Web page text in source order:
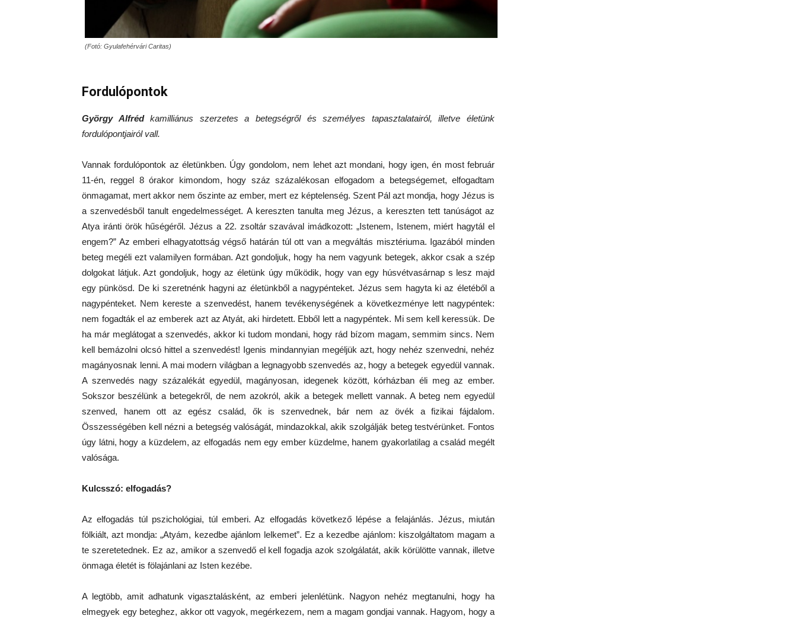
(Fotó: Gyulafehérvári Caritas)
Fordulópontok
György Alfrédkamilliánus szerzetes a betegségről és személyes tapasztalatairól, illetve életünk
fordulópontjairól vall.
Vannak fordulópontok az életünkben. Úgy gondolom, nem lehet azt mondani, hogy igen, én most február
11-én, reggel 8 órakor kimondom, hogy száz százalékosan elfogadom a betegségemet, elfogadtam
önmagamat, mert akkor nem őszinte az ember, mert ez képtelenség. Szent Pál azt mondja, hogy Jézus is
a szenvedésből tanult engedelmességet. A kereszten tanulta meg Jézus, a kereszten tett tanúságot az
Atya iránti örök hűségéről. Jézus a 22. zsoltár szavával imádkozott: „Istenem, Istenem, miért hagytál el
engem?” Az emberi elhagyatottság végső határán túl ott van a megváltás misztériuma. Igazából minden
beteg megéli ezt valamilyen formában. Azt gondoljuk, hogy ha nem vagyunk betegek, akkor csak a szép
dolgokat látjuk. Azt gondoljuk, hogy az életünk úgy működik, hogy van egy húsvétvasárnap s lesz majd
egy pünkösd. De ki szeretnénk hagyni az életünkből a nagypénteket. Jézus sem hagyta ki az életéből a
nagypénteket. Nem kereste a szenvedést, hanem tevékenységének a következménye lett nagypéntek:
nem fogadták el az emberek azt az Atyát, aki hirdetett. Ebből lett a nagypéntek. Mi sem kell keressük. De
ha már meglátogat a szenvedés, akkor ki tudom mondani, hogy rád bízom magam, semmim sincs. Nem
kell bemázolni olcsó hittel a szenvedést! Igenis mindannyian megéljük azt, hogy nehéz szenvedni, nehéz
magányosnak lenni. A mai modern világban a legnagyobb szenvedés az, hogy a betegek egyedül vannak.
A szenvedés nagy százalékát egyedül, magányosan, idegenek között, kórházban éli meg az ember.
Sokszor beszélünk a betegekről, de nem azokról, akik a betegek mellett vannak. A beteg nem egyedül
szenved, hanem ott az egész család, ők is szenvednek, bár nem az övék a fizikai fájdalom.
Összességében kell nézni a betegség valóságát, mindazokkal, akik szolgálják beteg testvérünket. Fontos
úgy látni, hogy a küzdelem, az elfogadás nem egy ember küzdelme, hanem gyakorlatilag a család megélt
valósága.
Kulcsszó: elfogadás?
Az elfogadás túl pszichológiai, túl emberi. Az elfogadás következő lépése a felajánlás. Jézus, miután
fölkiált, azt mondja: „Atyám, kezedbe ajánlom lelkemet”. Ez a kezedbe ajánlom: kiszolgáltatom magam a
te szeretetednek. Ez az, amikor a szenvedő el kell fogadja azok szolgálatát, akik körülötte vannak, illetve
önmaga életét is fölajánlani az Isten kezébe.
A legtöbb, amit adhatunk vigasztalásként, az emberi jelenlétünk. Nagyon nehéz megtanulni, hogy ha
elmegyek egy beteghez, akkor ott vagyok, megérkezem, nem a magam gondjai vannak. Hagyom, hogy a